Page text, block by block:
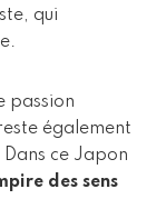
qui
passion
également
ce Japon
des sens